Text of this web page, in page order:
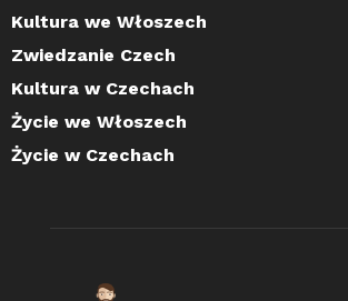
Kultura we Włoszech
Zwiedzanie Czech
Kultura w Czechach
Życie we Włoszech
Życie w Czechach